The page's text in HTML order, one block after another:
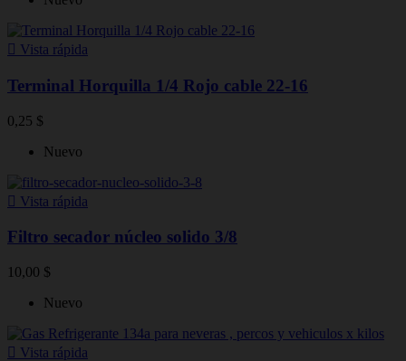
 Vista rápida
Terminal Horquilla 1/4 Rojo cable 22-16
0,25 $
Nuevo
 Vista rápida
Filtro secador núcleo solido 3/8
10,00 $
Nuevo
 Vista rápida